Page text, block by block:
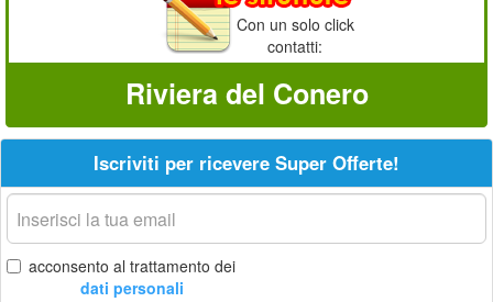
Con un solo click
contatti:
Riviera del Conero
Iscriviti per ricevere Super Offerte!
La
tua
email
acconsento al trattamento dei
dati personali